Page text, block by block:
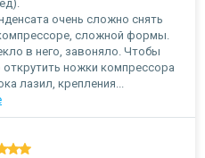
очень сложно снять
сложной формы.
в него, завоняло. Чтобы
ножки компрессора
лазил, крепления...